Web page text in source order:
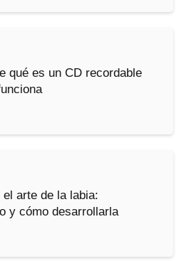
qué es un CD recordable
el arte de la labia:
y cómo desarrollarla